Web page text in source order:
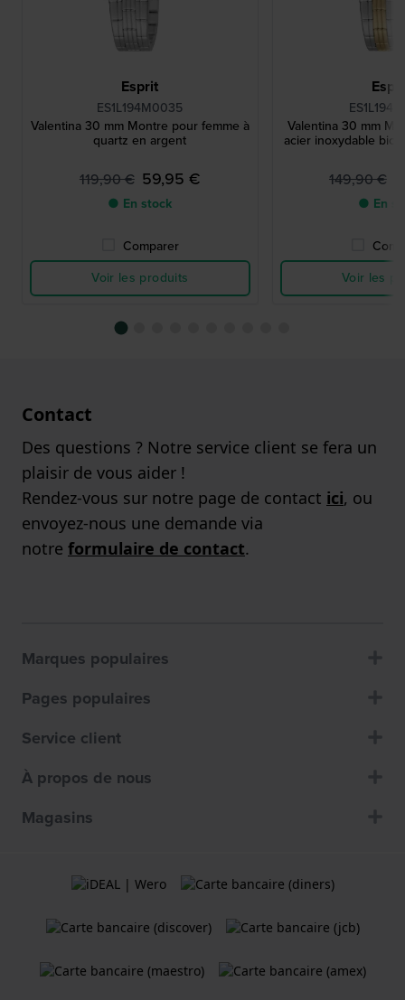
Esprit
ES1L194M0035
Valentina 30 mm Montre pour femme à
quartz en argent
119,90 € 59,95 €
● En stock
Comparer
Voir les produits
Valentina 30 mm
acier inoxydable
149,90 €
● En
Voir les
Contact
Des questions ? Notre service client se fera un
plaisir de vous aider !
Rendez-vous sur notre page de contact ici, ou
envoyez-nous une demande via
notre formulaire de contact.
Marques populaires
Pages populaires
Service client
À propos de nous
Magasins